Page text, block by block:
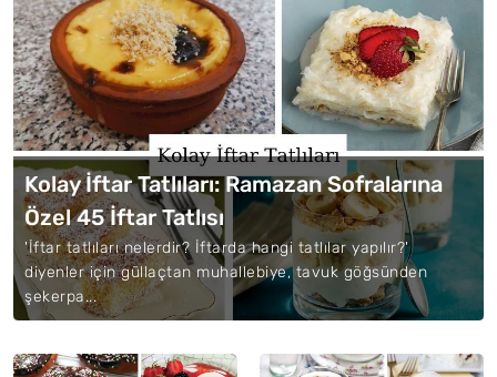
Kolay İftar Tatlıları: Ramazan Sofralarına
Özel 45 İftar Tatlısı
'İftar tatlıları nelerdir? İftarda hangi tatlılar yapılır?'
diyenler için güllaçtan muhallebiye, tavuk göğsünden
şekerpa...